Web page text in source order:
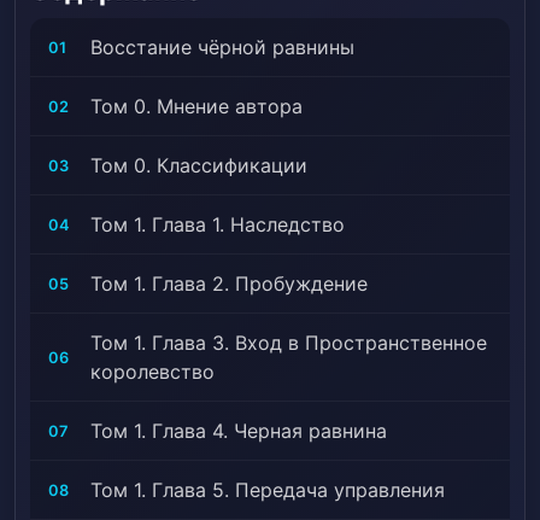
01 Восстание чёрной равнины
02 Том 0. Мнение автора
03 Том 0. Классификации
04 Том 1. Глава 1. Наследство
05 Том 1. Глава 2. Пробуждение
06
Том 1. Глава 3. Вход в Пространственное
королевство
07 Том 1. Глава 4. Черная равнина
08 Том 1. Глава 5. Передача управления